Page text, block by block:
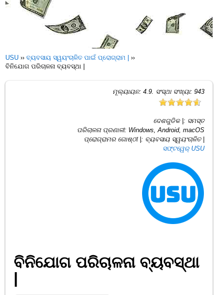
USU ››ବ୍ୟବସାୟ ସ୍ୱୟଂଚାଳିତ ପାଇଁ ପ୍ରୋଗ୍ରାମ |
››
ବିନିଯୋଗ ପରିଚାଳନା ବ୍ୟବସ୍ଥା |
ମୂଲ୍ୟାୟନ: 4.9. ସଂସ୍ଥା ସଂଖ୍ୟା: 943
ଦେଶଗୁଡିକ |: ସମସ୍ତ
ପରିଚାଳନା ପ୍ରଣାଳୀ: Windows, Android, macOS
ପ୍ରୋଗ୍ରାମର ଗୋଷ୍ଠୀ |: ବ୍ୟବସାୟ ସ୍ୱୟଂଚାଳିତ |
ସଫ୍ଟୱେର୍ USU
ବିନିଯୋଗ ପରିଚାଳନା ବ୍ୟବସ୍ଥା
|